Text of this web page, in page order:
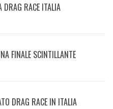
DRAG RACE ITALIA
FINALE SCINTILLANTE
DRAG RACE IN ITALIA